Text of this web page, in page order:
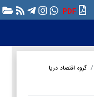
PDF
گروه اقتصاد دریا